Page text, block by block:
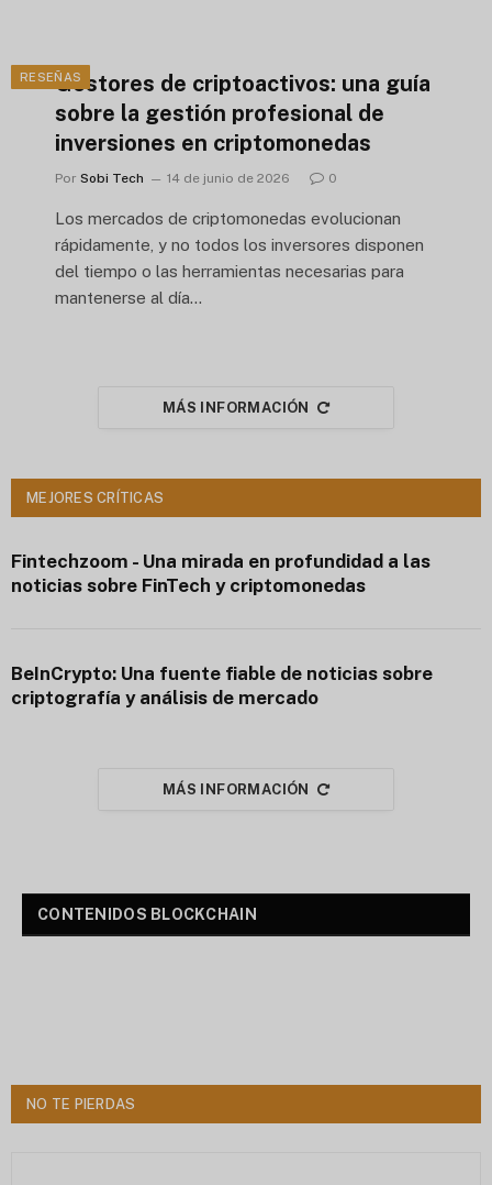
RESEÑASGestores de criptoactivos: una guía
sobre la gestión profesional de
inversiones en criptomonedas
Por Sobi Tech 14 de junio de 2026 0
Los mercados de criptomonedas evolucionan
rápidamente, y no todos los inversores disponen
del tiempo o las herramientas necesarias para
mantenerse al día…
MÁS INFORMACIÓN
MEJORES CRÍTICAS
Fintechzoom - Una mirada en profundidad a las
noticias sobre FinTech y criptomonedas
BeInCrypto: Una fuente fiable de noticias sobre
criptografía y análisis de mercado
MÁS INFORMACIÓN
CONTENIDOS BLOCKCHAIN
NO TE PIERDAS